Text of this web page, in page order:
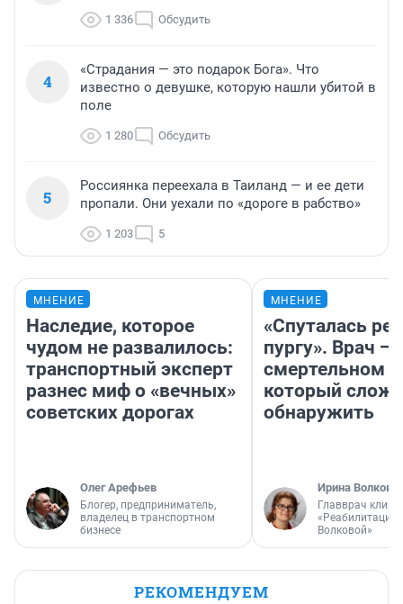
1 336 Обсудить
4
«Страдания — это подарок Бога». Что
известно о девушке, которую нашли убитой в
поле
1 280 Обсудить
5
Россиянка переехала в Таиланд — и ее дети
пропали. Они уехали по «дороге в рабство»
1 203 5
МНЕНИЕ
Наследие, которое
чудом не развалилось:
транспортный эксперт
разнес миф о «вечных»
советских дорогах
Олег Арефьев
Блогер, предприниматель,
владелец в транспортном
бизнесе
МНЕНИЕ
«Спуталась
пургу». Врач —
смертельном
который
обнаружить
Ирина Волкова
Главврач
«Реабилитация
Волковой»
РЕКОМЕНДУЕМ